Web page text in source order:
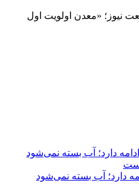
نیوز؛ «معدن اولویت اول